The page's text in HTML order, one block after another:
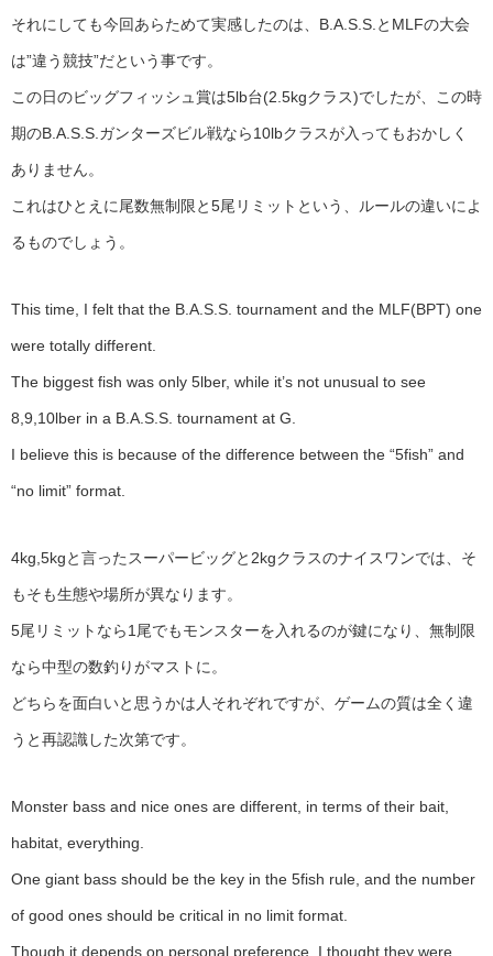
それにしても今回あらためて実感したのは、B.A.S.S.とMLFの大会
は”違う競技”だという事です。
この日のビッグフィッシュ賞は5lb台(2.5kgクラス)でしたが、この時
期のB.A.S.S.ガンターズビル戦なら10lbクラスが入ってもおかしく
ありません。
これはひとえに尾数無制限と5尾リミットという、ルールの違いによ
るものでしょう。
This time, I felt that the B.A.S.S. tournament and the MLF(BPT) one
were totally different.
The biggest fish was only 5lber, while it’s not unusual to see
8,9,10lber in a B.A.S.S. tournament at G.
I believe this is because of the difference between the “5fish” and
“no limit” format.
4kg,5kgと言ったスーパービッグと2kgクラスのナイスワンでは、そ
もそも生態や場所が異なります。
5尾リミットなら1尾でもモンスターを入れるのが鍵になり、無制限
なら中型の数釣りがマストに。
どちらを面白いと思うかは人それぞれですが、ゲームの質は全く違
うと再認識した次第です。
Monster bass and nice ones are different, in terms of their bait,
habitat, everything.
One giant bass should be the key in the 5fish rule, and the number
of good ones should be critical in no limit format.
Though it depends on personal preference, I thought they were